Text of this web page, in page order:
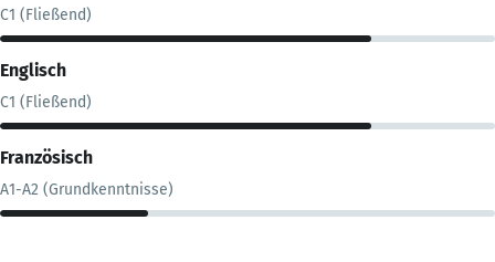
C1 (Fließend)
Englisch
C1 (Fließend)
Französisch
A1-A2 (Grundkenntnisse)